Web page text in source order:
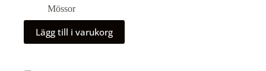
Mössor
Lägg till i varukorg